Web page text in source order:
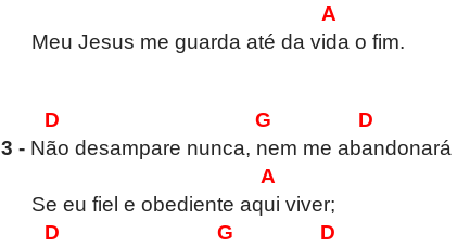
A
Meu Jesus me guarda até da vida o fim.
D G D
3 - Não desampare nunca, nem me abandonará
A
Se eu fiel e obediente aqui viver;
D G D